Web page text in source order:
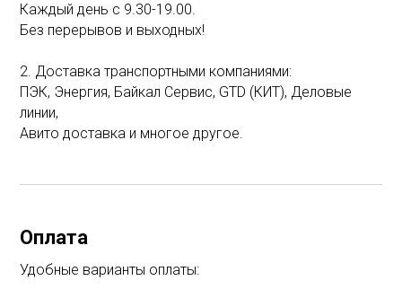
Каждый день с 9.30-19.00.
Без перерывов и выходных!
2. Доставка транспортными компаниями:
ПЭК, Энергия, Байкал Сервис, GTD (КИТ), Деловые
линии,
Авито доставка и многое другое.
Оплата
Удобные варианты оплаты: